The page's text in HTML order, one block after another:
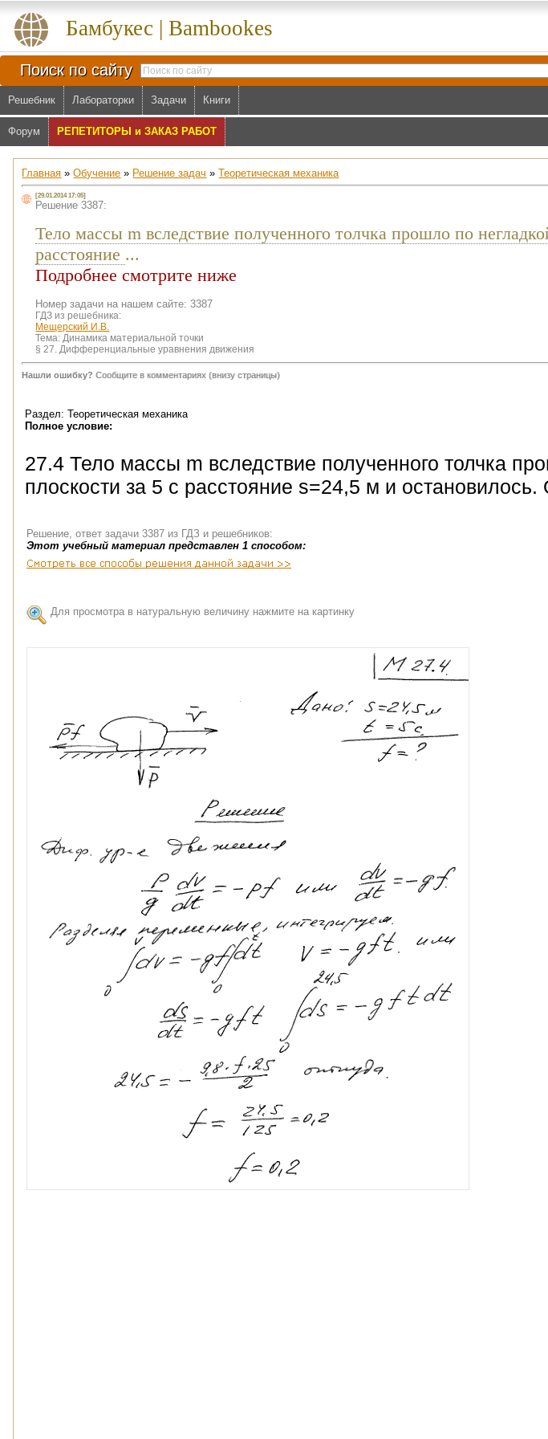
Бамбукес | Bambookes
Поиск по сайту
Решебник Лабораторки Задачи Книги
Форум РЕПЕТИТОРЫ и ЗАКАЗ РАБОТ
Главная »Обучение » Решение задач »Теоретическая механика
[29.01.2014 17:05]
Решение 3387:
Тело массы m вследствие полученного толчка прошло по
расстояние ...
Подробнее смотрите ниже
Номер задачи на нашем сайте: 3387
ГДЗ из решебника:
Мещерский И.В.
Тема: Динамика материальной точки
§ 27. Дифференциальные уравнения движения
Нашли ошибку? Сообщите в комментариях (внизу страницы)
Раздел: Теоретическая механика
Полное условие:
27.4 Тело массы m вследствие полученного толчка
плоскости за 5 с расстояние s=24,5 м и
Решение, ответ задачи 3387 из ГДЗ и решебников:
Этот учебный материал представлен 1 способом:
Для просмотра в натуральную величину нажмите на картинку